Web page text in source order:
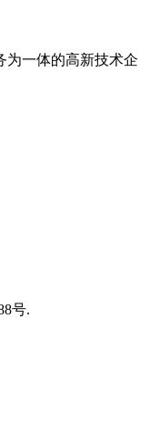
为一体的高新技术企
号.